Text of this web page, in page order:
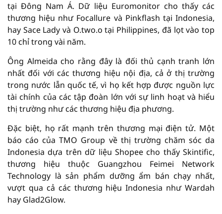
tại Đông Nam Á. Dữ liệu Euromonitor cho thấy các
thương hiệu như Focallure và Pinkflash tại Indonesia,
hay Sace Lady và O.two.o tại Philippines, đã lọt vào top
10 chỉ trong vài năm.
Ông Almeida cho rằng đây là đối thủ cạnh tranh lớn
nhất đối với các thương hiệu nội địa, cả ở thị trường
trong nước lẫn quốc tế, vì họ kết hợp được nguồn lực
tài chính của các tập đoàn lớn với sự linh hoạt và hiểu
thị trường như các thương hiệu địa phương.
Đặc biệt, họ rất mạnh trên thương mại điện tử. Một
báo cáo của TMO Group về thị trường chăm sóc da
Indonesia dựa trên dữ liệu Shopee cho thấy Skintific,
thương hiệu thuộc Guangzhou Feimei Network
Technology là sản phẩm dưỡng ẩm bán chạy nhất,
vượt qua cả các thương hiệu Indonesia như Wardah
hay Glad2Glow.